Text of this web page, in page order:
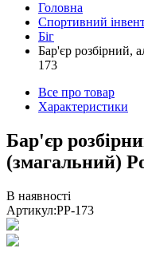
Головна
Спортивний
Біг
Бар'єр розбірний,
173
Все про товар
Характеристики
Бар'єр
(змагальний)
В наявності
Артикул:PP-173